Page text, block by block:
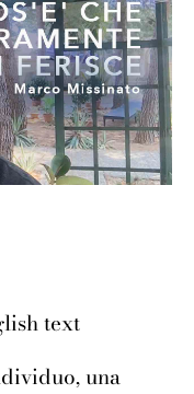
text
una